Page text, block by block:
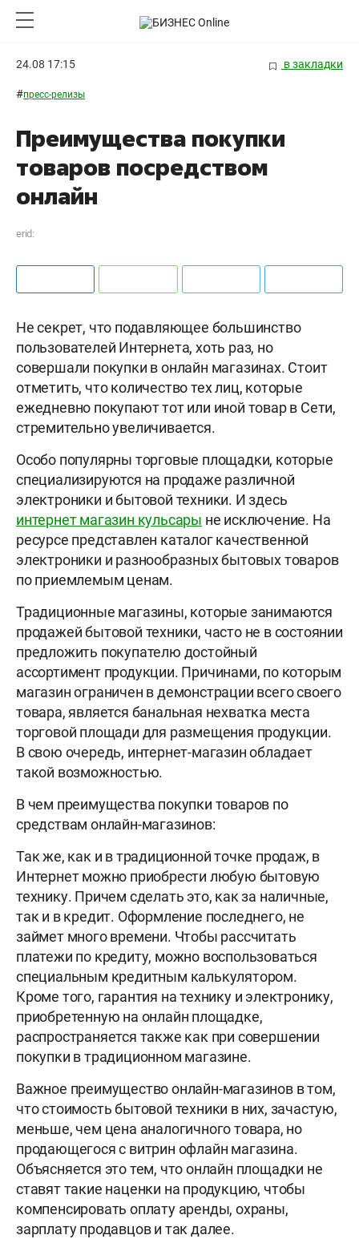
24.08 17:15 в закладки
#пресс-релизы
Преимущества покупки
товаров посредством
онлайн
erid:
Не секрет, что подавляющее большинство
пользователей Интернета, хоть раз, но
совершали покупки в онлайн магазинах. Стоит
отметить, что количество тех лиц, которые
ежедневно покупают тот или иной товар в Сети,
стремительно увеличивается.
Особо популярны торговые площадки, которые
специализируются на продаже различной
электроники и бытовой техники. И здесь
интернет магазин кульсары не исключение. На
ресурсе представлен каталог качественной
электроники и разнообразных бытовых товаров
по приемлемым ценам.
Традиционные магазины, которые занимаются
продажей бытовой техники, часто не в состоянии
предложить покупателю достойный
ассортимент продукции. Причинами, по которым
магазин ограничен в демонстрации всего своего
товара, является банальная нехватка места
торговой площади для размещения продукции.
В свою очередь, интернет-магазин обладает
такой возможностью.
В чем преимущества покупки товаров по
средствам онлайн-магазинов:
Так же, как и в традиционной точке продаж, в
Интернет можно приобрести любую бытовую
технику. Причем сделать это, как за наличные,
так и в кредит. Оформление последнего, не
займет много времени. Чтобы рассчитать
платежи по кредиту, можно воспользоваться
специальным кредитным калькулятором.
Кроме того, гарантия на технику и электронику,
приобретенную на онлайн площадке,
распространяется также как при совершении
покупки в традиционном магазине.
Важное преимущество онлайн-магазинов в том,
что стоимость бытовой техники в них, зачастую,
меньше, чем цена аналогичного товара, но
продающегося с витрин офлайн магазина.
Объясняется это тем, что онлайн площадки не
ставят такие наценки на продукцию, чтобы
компенсировать оплату аренды, охраны,
зарплату продавцов и так далее.